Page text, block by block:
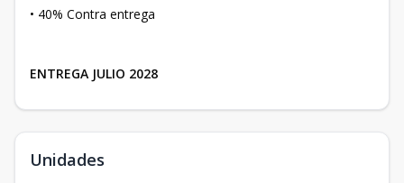
• 40% Contra entrega
ENTREGA JULIO 2028
Unidades